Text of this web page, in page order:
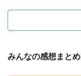
みんなの感想まとめ